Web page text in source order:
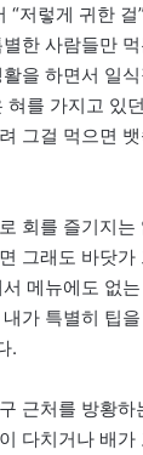
“저렇게 귀한
한 사람들만
을 하면서 일
혀를 가지고 있
그걸 먹으면
회를 즐기지
그래도 바닷
메뉴에도 없
가 특별히 팁
.
근처를 방황
다치거나 배